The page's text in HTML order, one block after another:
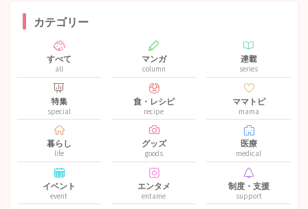
カテゴリー
すべて
all
マンガ
column
連載
series
特集
special
食・レシピ
recipe
ママトピ
mama
暮らし
life
グッズ
goods
医療
medical
イベント
event
エンタメ
entame
制度・支援
support